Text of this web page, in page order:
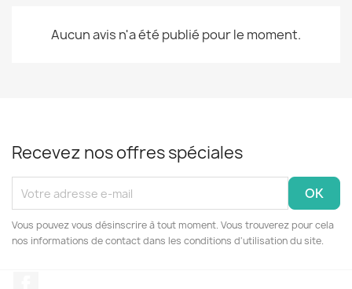
Aucun avis n'a été publié pour le moment.
Recevez nos offres spéciales
Vous pouvez vous désinscrire à tout moment. Vous trouverez pour cela
nos informations de contact dans les conditions d'utilisation du site.